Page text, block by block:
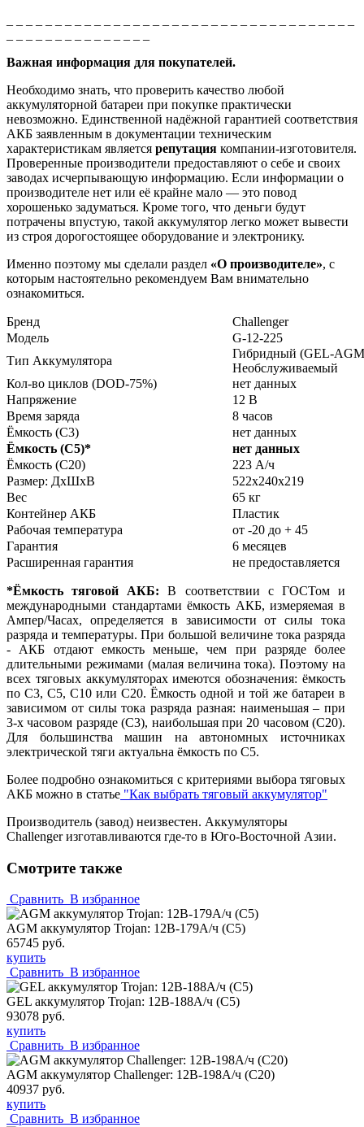
Важная информация для покупателей.
Необходимо знать, что проверить качество любой
аккумуляторной батареи при покупке практически
невозможно. Единственной надёжной гарантией соответствия
АКБ заявленным в документации техническим
характеристикам является репутация компании-изготовителя.
Проверенные производители предоставляют о себе и своих
заводах исчерпывающую информацию. Если информации о
производителе нет или её крайне мало — это повод
хорошенько задуматься. Кроме того, что деньги будут
потрачены впустую, такой аккумулятор легко может вывести
из строя дорогостоящее оборудование и электронику.
Именно поэтому мы сделали раздел «О производителе», с
которым настоятельно рекомендуем Вам внимательно
ознакомиться.
Бренд
Сhallenger
Модель
G-12-225
Тип Аккумулятора
Гибридный (GEL-
Необслуживаемый
Кол-во циклов (DOD-75%)
нет данных
Напряжение
12 В
Время заряда
8 часов
Ёмкость (С3)
нет данных
Ёмкость (С5)*
нет данных
Ёмкость (С20)
223 А/ч
Размер: ДхШхВ
522х240х219
Вес
65 кг
Контейнер АКБ
Пластик
Рабочая температура
от -20 до + 45
Гарантия
6 месяцев
Расширенная гарантия
не предоставляется
*Ёмкость тяговой АКБ:В соответствии с ГОСТом и
международными стандартами ёмкость АКБ, измеряемая в
Ампер/Часах, определяется в зависимости от силы тока
разряда и температуры. При большой величине тока разряда
- АКБ отдают емкость меньше, чем при разряде более
длительными режимами (малая величина тока). Поэтому на
всех тяговых аккумуляторах имеются обозначения: ёмкость
по С3, С5, С10 или С20. Ёмкость одной и той же батареи в
зависимом от силы тока разряда разная: наименьшая – при
3-х часовом разряде (С3), наибольшая при 20 часовом (С20).
Для большинства машин на автономных источниках
электрической тяги актуальна ёмкость по С5.
Более подробно ознакомиться с критериями выбора тяговых
АКБ можно в статье "Как выбрать тяговый аккумулятор"
Производитель (завод) неизвестен. Аккумуляторы
Challenger изготавливаются где-то в Юго-Восточной Азии.
Смотрите также
Сравнить В избранное
AGM аккумулятор Trojan: 12В-179А/ч (С5)
65745 руб.
купить
Сравнить В избранное
GEL аккумулятор Trojan: 12В-188А/ч (С5)
93078 руб.
купить
Сравнить В избранное
AGM aккумулятор Challenger: 12В-198А/ч (С20)
40937 руб.
купить
Сравнить В избранное